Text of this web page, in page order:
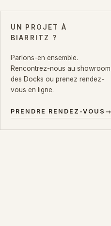
UN PROJET À
BIARRITZ ?
Parlons-en ensemble.
Rencontrez-nous au showroom
des Docks ou prenez rendez-
vous en ligne.
PRENDRE RENDEZ-VOUS →